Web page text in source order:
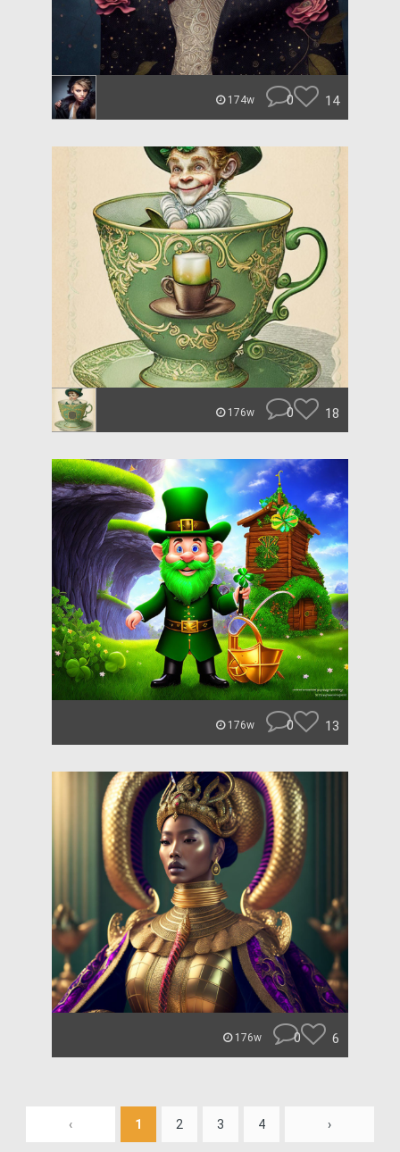
174w 0 14
176w 0 18
176w 0 13
176w 0 6
‹ 1 2 3 4 ›